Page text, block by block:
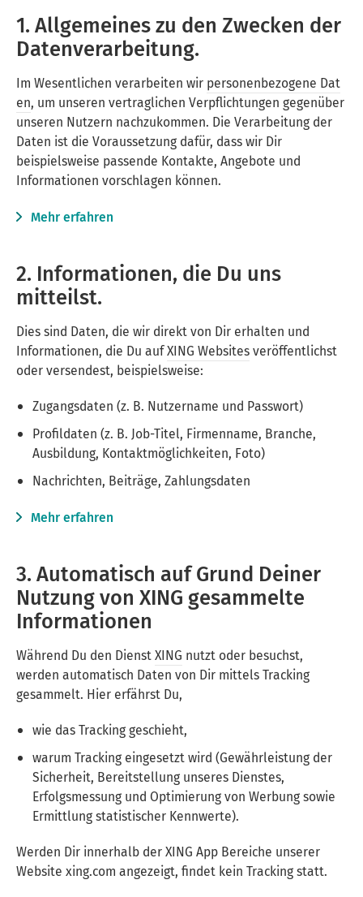
1. Allgemeines zu den Zwecken der
Datenverarbeitung.
Im Wesentlichen verarbeiten wir personenbezogene Dat
en, um unseren vertraglichen Verpflichtungen gegenüber
unseren Nutzern nachzukommen. Die Verarbeitung der
Daten ist die Voraussetzung dafür, dass wir Dir
beispielsweise passende Kontakte, Angebote und
Informationen vorschlagen können.
Mehr erfahren
2. Informationen, die Du uns
mitteilst.
Dies sind Daten, die wir direkt von Dir erhalten und
Informationen, die Du aufXING Websitesveröffentlichst
oder versendest, beispielsweise:
Zugangsdaten (z. B. Nutzername und Passwort)
Profildaten (z. B. Job-Titel, Firmenname, Branche,
Ausbildung, Kontaktmöglichkeiten, Foto)
Nachrichten, Beiträge, Zahlungsdaten
Mehr erfahren
3. Automatisch auf Grund Deiner
Nutzung von XING gesammelte
Informationen
Während Du den DienstXING nutzt oder besuchst,
werden automatisch Daten von Dir mittels Tracking
gesammelt. Hier erfährst Du,
wie das Tracking geschieht,
warum Tracking eingesetzt wird (Gewährleistung der
Sicherheit, Bereitstellung unseres Dienstes,
Erfolgsmessung und Optimierung von Werbung sowie
Ermittlung statistischer Kennwerte).
Werden Dir innerhalb der XING App Bereiche unserer
Website xing.com angezeigt, findet kein Tracking statt.